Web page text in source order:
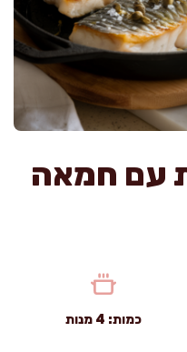
עם חמאה
כמות: 4 מנות